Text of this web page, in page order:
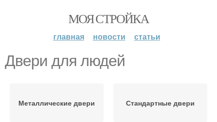
МОЯ СТРОЙКА
главная новости статьи
Двери для людей
Металлические двери Стандартные двери